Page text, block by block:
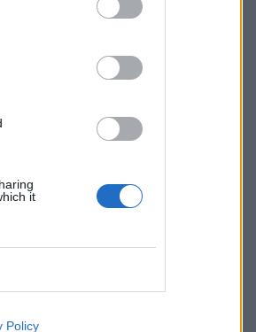
it
Policy
3-1 -